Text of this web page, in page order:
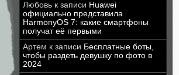
Любовь к записи Huawei
официально представила
HarmonyOS 7: какие смартфоны
получат её первыми
Артем к записи Бесплатные боты,
чтобы раздеть девушку по фото в
2024